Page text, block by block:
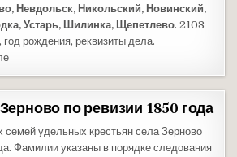
Невдольск, Никольский, Новинский,
Устарь, Шилинка, Щепетлево. 2103
рождения, реквизиты дела.
по ревизии 1850 года
удельных крестьян села Зерново
Фамилии указаны в порядке следования